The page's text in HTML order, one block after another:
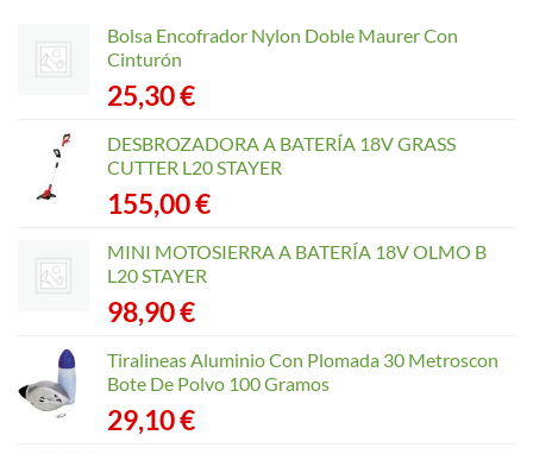
elegir
página
producto
Bolsa Encofrador Nylon Doble Maurer Con
Cinturón
25,30€
DESBROZADORA A BATERÍA 18V GRASS
CUTTER L20 STAYER
155,00€
MINI MOTOSIERRA A BATERÍA 18V OLMO B
L20 STAYER
98,90€
Tiralineas Aluminio Con Plomada 30 Metroscon
Bote De Polvo 100 Gramos
29,10€